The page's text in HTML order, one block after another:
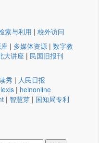
索与利用 | 校外访问
| 多媒体资源 | 数字教
大讲座 | 民国旧报刊
秀 | 人民日报
lexis | heinonline
| 智慧芽 | 国知局专利